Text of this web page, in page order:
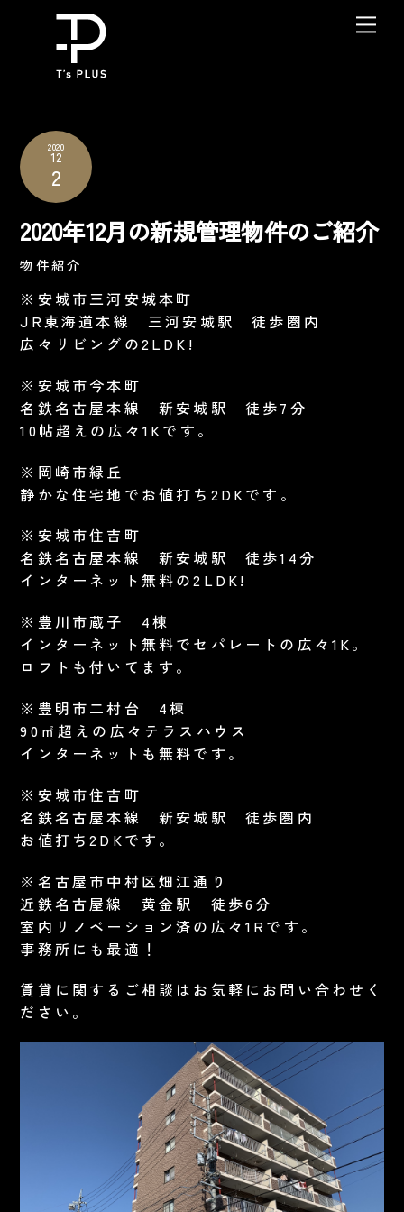
content
2020
12
2
2020年12月の新規管理物件のご紹介
物件紹介
※安城市三河安城本町
JR東海道本線 三河安城駅 徒歩圏内
広々リビングの2LDK!
※安城市今本町
名鉄名古屋本線 新安城駅 徒歩7分
10帖超えの広々1Kです。
※岡崎市緑丘
静かな住宅地でお値打ち2DKです。
※安城市住吉町
名鉄名古屋本線 新安城駅 徒歩14分
インターネット無料の2LDK!
※豊川市蔵子 4棟
インターネット無料でセパレートの広々1K。
ロフトも付いてます。
※豊明市二村台 4棟
90㎡超えの広々テラスハウス
インターネットも無料です。
※安城市住吉町
名鉄名古屋本線 新安城駅 徒歩圏内
お値打ち2DKです。
※名古屋市中村区畑江通り
近鉄名古屋線 黄金駅 徒歩6分
室内リノベーション済の広々1Rです。
事務所にも最適！
賃貸に関するご相談はお気軽にお問い合わせく
ださい。